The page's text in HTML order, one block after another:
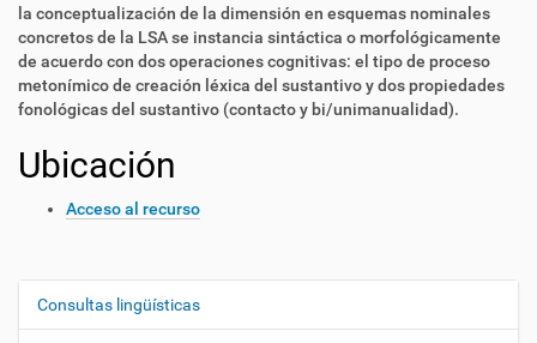
la conceptualización de la dimensión en esquemas nominales
concretos de la LSA se instancia sintáctica o morfológicamente
de acuerdo con dos operaciones cognitivas: el tipo de proceso
metonímico de creación léxica del sustantivo y dos propiedades
fonológicas del sustantivo (contacto y bi/unimanualidad).
Ubicación
Acceso al recurso
N
Consultas lingüísticas